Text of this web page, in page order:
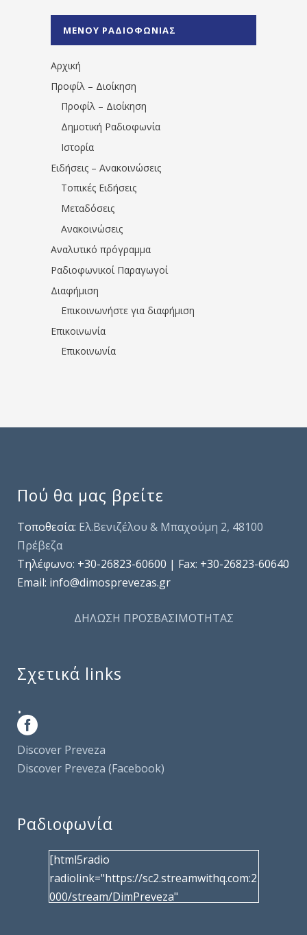
1531194763766854/" artist="" ]
ΜΕΝΟΥ ΡΑΔΙΟΦΩΝΙΑΣ
Αρχική
Προφίλ – Διοίκηση
Προφίλ – Διοίκηση
Δημοτική Ραδιοφωνία
Ιστορία
Ειδήσεις – Ανακοινώσεις
Τοπικές Ειδήσεις
Μεταδόσεις
Ανακοινώσεις
Αναλυτικό πρόγραμμα
Ραδιοφωνικοί Παραγωγοί
Διαφήμιση
Επικοινωνήστε για διαφήμιση
Επικοινωνία
Επικοινωνία
Πού θα μας βρείτε
Τοποθεσία: Ελ.Βενιζέλου & Μπαχούμη 2, 48100
Πρέβεζα
Τηλέφωνo: +30-26823-60600 | Fax: +30-26823-60640
Email: info@dimosprevezas.gr
ΔΗΛΩΣΗ ΠΡΟΣΒΑΣΙΜΟΤΗΤΑΣ
Σχετικά links
.
Discover Preveza
Discover Preveza (Facebook)
Ραδιοφωνία
[html5radio
radiolink="https://sc2.streamwithq.com:2
000/stream/DimPreveza"